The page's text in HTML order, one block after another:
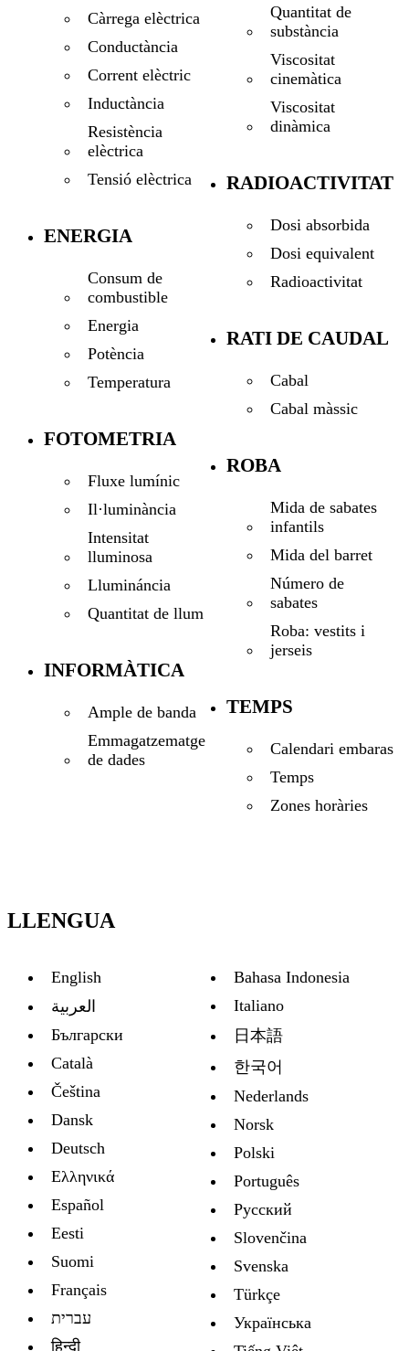
Càrrega elèctrica
Conductància
Corrent elèctric
Inductància
Resistència
elèctrica
Tensió elèctrica
ENERGIA
Consum de
combustible
Energia
Potència
Temperatura
FOTOMETRIA
Fluxe lumínic
Il·luminància
Intensitat
lluminosa
Llumináncia
Quantitat de llum
INFORMÀTICA
Ample de banda
Emmagatzematge
de dades
Quantitat de
substància
Viscositat
cinemàtica
Viscositat
dinàmica
RADIOACTIVITAT
Dosi absorbida
Dosi equivalent
Radioactivitat
RATI DE CAUDAL
Cabal
Cabal màssic
ROBA
Mida de sabates
infantils
Mida del barret
Número de
sabates
Roba: vestits i
jerseis
TEMPS
Calendari embaras
Temps
Zones horàries
LLENGUA
English
العربية
Български
Català
Čeština
Dansk
Deutsch
Ελληνικά
Español
Eesti
Suomi
Français
עברית
हिन्दी
Bahasa Indonesia
Italiano
日本語
한국어
Nederlands
Norsk
Polski
Português
Русский
Slovenčina
Svenska
Türkçe
Украïнська